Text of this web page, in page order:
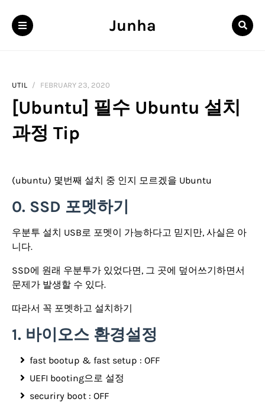
Junha
UTIL FEBRUARY 23, 2020
[Ubuntu] 필수 Ubuntu 설치
과정 Tip
(ubuntu) 몇번째 설치 중 인지 모르겠을 Ubuntu
0. SSD 포멧하기
우분투 설치 USB로 포멧이 가능하다고 믿지만, 사실은 아
니다.
SSD에 원래 우분투가 있었다면, 그 곳에 덮어쓰기하면서
문제가 발생할 수 있다.
따라서 꼭 포멧하고 설치하기
1. 바이오스 환경설정
fast bootup & fast setup : OFF
UEFI booting으로 설정
securiry boot : OFF